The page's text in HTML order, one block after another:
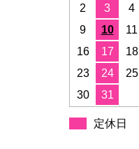
2
3 4
9
10 11
16
17 18
23
24 25
30
31
定休日